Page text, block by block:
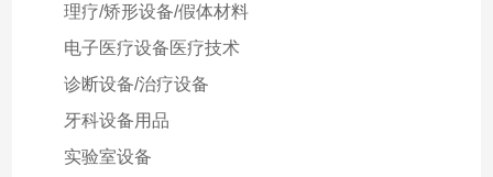
理疗/矫形设备/假体材料
电子医疗设备医疗技术
诊断设备/治疗设备
牙科设备用品
实验室设备